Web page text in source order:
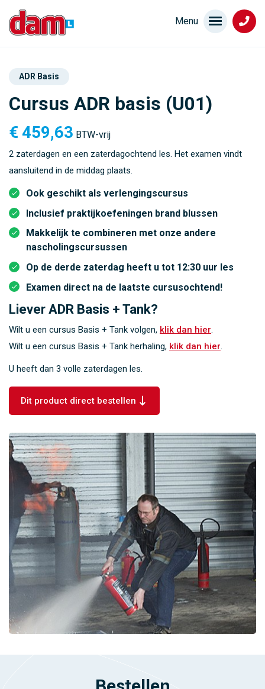
ADR Basis
Cursus ADR basis (U01)
€ 459,63 BTW-vrij
2 zaterdagen en een zaterdagochtend les. Het examen vindt
aansluitend in de middag plaats.
Ook geschikt als verlengingscursus
Inclusief praktijkoefeningen brand blussen
Makkelijk te combineren met onze andere
nascholingscursussen
Op de derde zaterdag heeft u tot 12:30 uur les
Examen direct na de laatste cursusochtend!
Liever ADR Basis + Tank?
Wilt u een cursus Basis + Tank volgen, klik dan hier.
Wilt u een cursus Basis + Tank herhaling, klik dan hier.
U heeft dan 3 volle zaterdagen les.
Dit product direct bestellen